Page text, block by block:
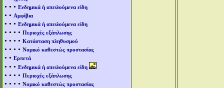
• • • Ενδημικά ή απειλούμενα είδη
• • Αμφίβια
• • • Ενδημικά ή απειλούμενα είδη
• • • • Περιοχές εξάπλωσης
• • • • Κατάσταση πληθυσμού
• • • • Νομικό καθεστώς προστασίας
• • Ερπετά
• • • Ενδημικά ή απειλούμενα είδη
• • • • Περιοχές εξάπλωσης
• • • • Νομικό καθεστώς προστασίας